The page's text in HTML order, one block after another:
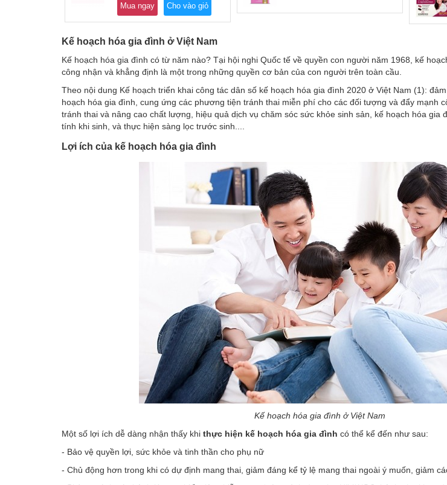
Mua ngay Cho vào giỏ
Kế hoạch hóa gia đình ở Việt Nam
Kế hoạch hóa gia đình có từ năm nào? Tại hội nghi Quốc tế về quyền con người năm 1968, kế
công nhận và khẳng định là một trong những quyền cơ bản của con người trên toàn cầu.
Theo nội dung Kế hoạch triển khai công tác dân số kế hoạch hóa gia đình 2020 ở Việt Nam (1):
hoạch hóa gia đình, cung ứng các phương tiện tránh thai miễn phí cho các đối tượng và đẩy mạnh
tránh thai và nâng cao chất lượng, hiệu quả dịch vụ chăm sóc sức khỏe sinh sản, kế hoạch hóa gia
tính khi sinh, và thực hiện sàng lọc trước sinh....
Lợi ích của kế hoạch hóa gia đình
Kế hoạch hóa gia đình ở Việt Nam
Một số lợi ích dễ dàng nhận thấy khi thực hiện kế hoạch hóa gia đình có thể kể đến như sau:
- Bảo vệ quyền lợi, sức khỏe và tinh thần cho phụ nữ
- Chủ động hơn trong khi có dự định mang thai, giảm đáng kể tỷ lệ mang thai ngoài ý muốn, giảm